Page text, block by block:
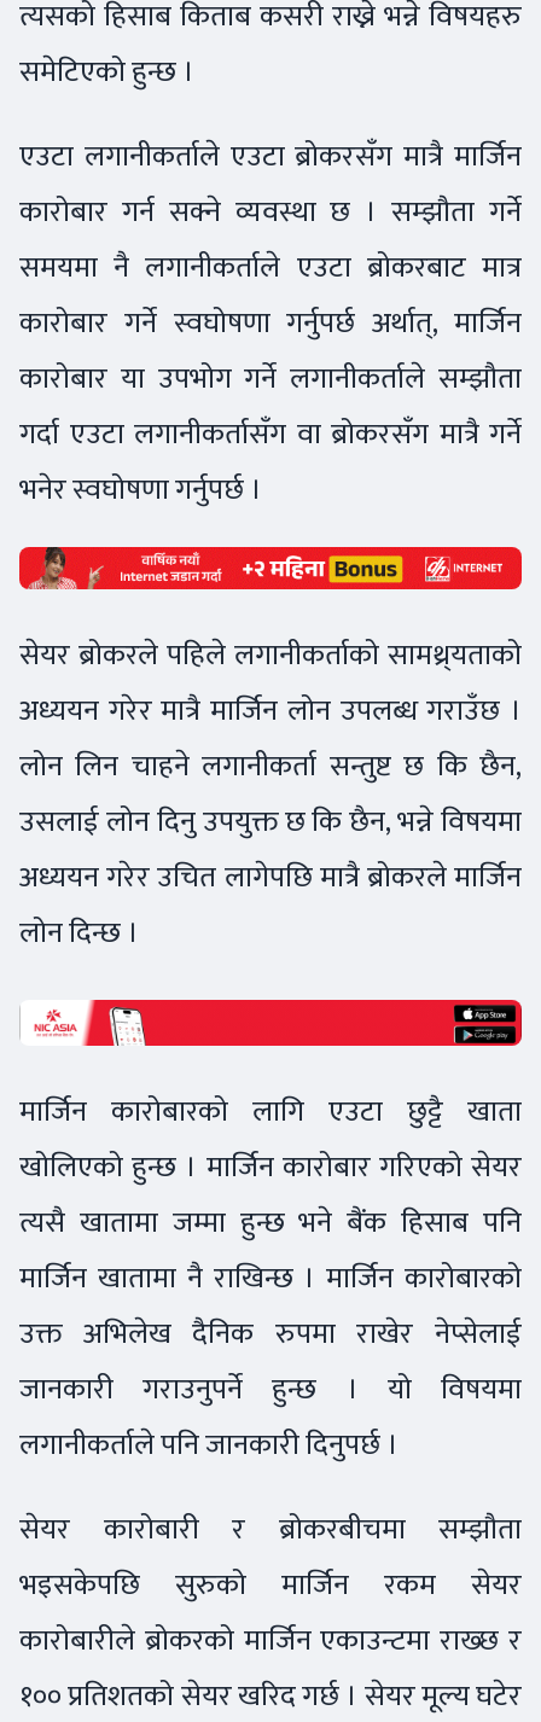
त्यसको हिसाब किताब कसरी राख्ने भन्ने विषयहरु
समेटिएको हुन्छ ।
एउटा लगानीकर्ताले एउटा ब्रोकरसँग मात्रै मार्जिन
कारोबार गर्न सक्ने व्यवस्था छ । सम्झौता गर्ने
समयमा नै लगानीकर्ताले एउटा ब्रोकरबाट मात्र
कारोबार गर्ने स्वघोषणा गर्नुपर्छ अर्थात्, मार्जिन
कारोबार या उपभोग गर्ने लगानीकर्ताले सम्झौता
गर्दा एउटा लगानीकर्तासँग वा ब्रोकरसँग मात्रै गर्ने
भनेर स्वघोषणा गर्नुपर्छ ।
सेयर ब्रोकरले पहिले लगानीकर्ताको सामथ्र्यताको
अध्ययन गरेर मात्रै मार्जिन लोन उपलब्ध गराउँछ ।
लोन लिन चाहने लगानीकर्ता सन्तुष्ट छ कि छैन,
उसलाई लोन दिनु उपयुक्त छ कि छैन, भन्ने विषयमा
अध्ययन गरेर उचित लागेपछि मात्रै ब्रोकरले मार्जिन
लोन दिन्छ ।
मार्जिन कारोबारको लागि एउटा छुट्टै खाता
खोलिएको हुन्छ । मार्जिन कारोबार गरिएको सेयर
त्यसै खातामा जम्मा हुन्छ भने बैंक हिसाब पनि
मार्जिन खातामा नै राखिन्छ । मार्जिन कारोबारको
उक्त अभिलेख दैनिक रुपमा राखेर नेप्सेलाई
जानकारी गराउनुपर्ने हुन्छ । यो विषयमा
लगानीकर्ताले पनि जानकारी दिनुपर्छ ।
सेयर कारोबारी र ब्रोकरबीचमा सम्झौता
भइसकेपछि सुरुको मार्जिन रकम सेयर
कारोबारीले ब्रोकरको मार्जिन एकाउन्टमा राख्छ र
१०० प्रतिशतको सेयर खरिद गर्छ । सेयर मूल्य घटेर